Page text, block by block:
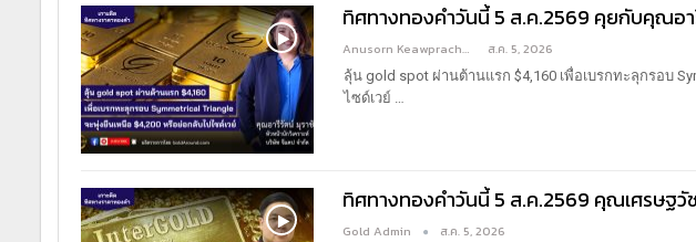
ทิศทางทองคำวันนี้ 5 ส.ค.2569 คุยกับคุณอา
Anusorn Keawprachant ส.ค. 5, 2026
ลุ้น gold spot ผ่านต้านแรก $4,160 เพื่อเบรกทะลุกรอบ
ไซด์เวย์
ทิศทางทองคำวันนี้ 5 ส.ค.2569 คุณเศรษฐ
Gold Admin ส.ค. 5, 2026